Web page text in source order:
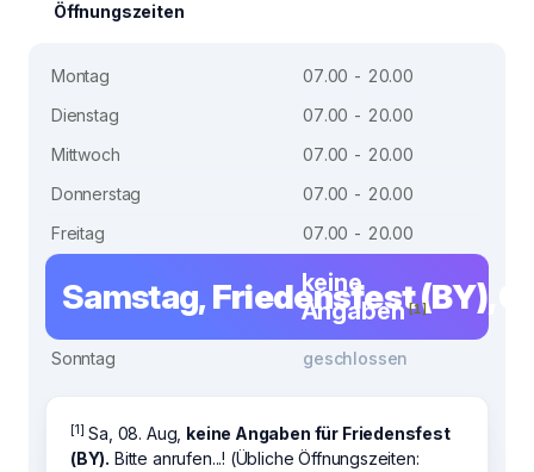
Öffnungszeiten
Montag
07.00 - 20.00
Dienstag
07.00 - 20.00
Mittwoch
07.00 - 20.00
Donnerstag
07.00 - 20.00
Freitag
07.00 - 20.00
Samstag,Friedensfest (BY),
keine
Angaben [1]
Sonntag geschlossen
[1] Sa, 08. Aug, keine Angaben für Friedensfest
(BY). Bitte anrufen...! (Übliche Öffnungszeiten: